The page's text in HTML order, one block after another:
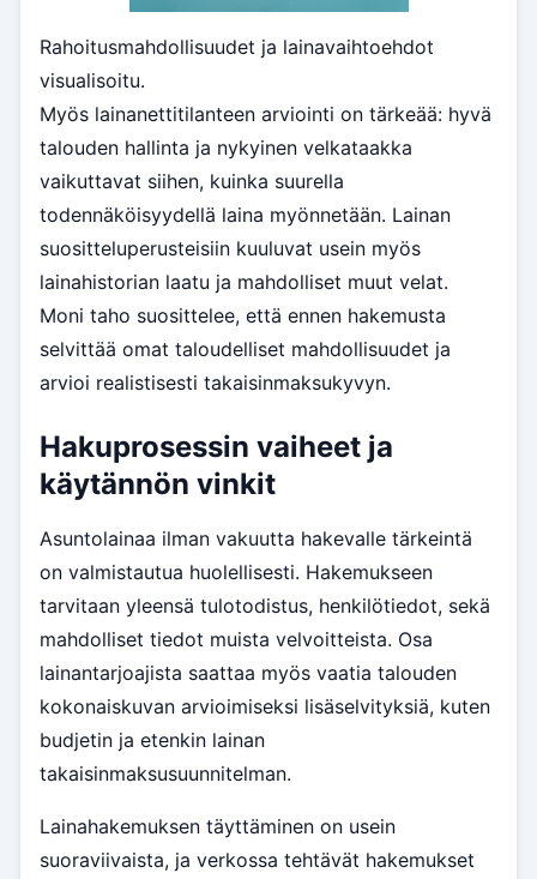
Rahoitusmahdollisuudet ja lainavaihtoehdot
visualisoitu.
Myös lainanettitilanteen arviointi on tärkeää: hyvä
talouden hallinta ja nykyinen velkataakka
vaikuttavat siihen, kuinka suurella
todennäköisyydellä laina myönnetään. Lainan
suositteluperusteisiin kuuluvat usein myös
lainahistorian laatu ja mahdolliset muut velat.
Moni taho suosittelee, että ennen hakemusta
selvittää omat taloudelliset mahdollisuudet ja
arvioi realistisesti takaisinmaksukyvyn.
Hakuprosessin vaiheet ja
käytännön vinkit
Asuntolainaa ilman vakuutta hakevalle tärkeintä
on valmistautua huolellisesti. Hakemukseen
tarvitaan yleensä tulotodistus, henkilötiedot, sekä
mahdolliset tiedot muista velvoitteista. Osa
lainantarjoajista saattaa myös vaatia talouden
kokonaiskuvan arvioimiseksi lisäselvityksiä, kuten
budjetin ja etenkin lainan
takaisinmaksusuunnitelman.
Lainahakemuksen täyttäminen on usein
suoraviivaista, ja verkossa tehtävät hakemukset